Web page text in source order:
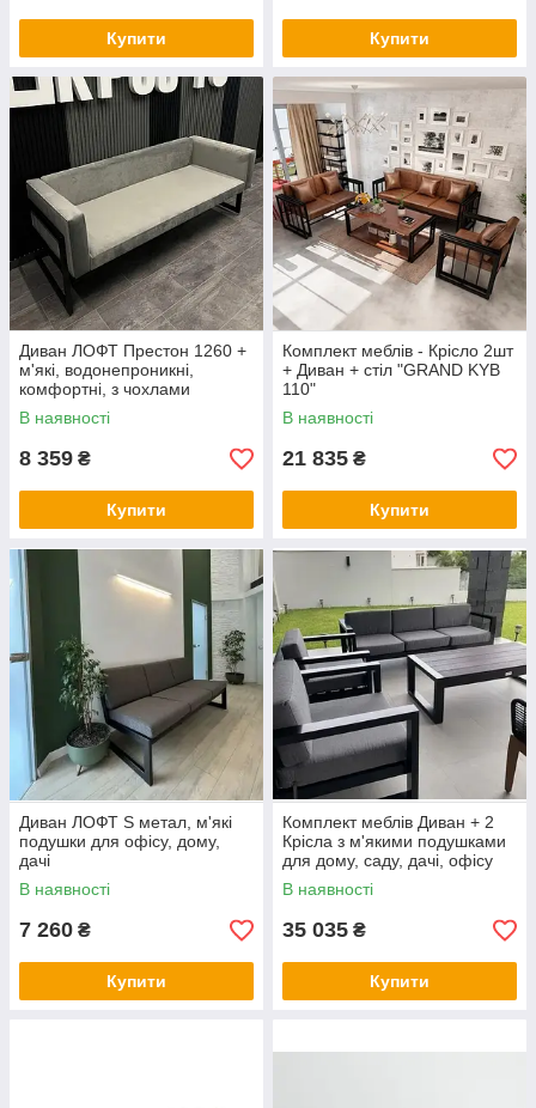
Купити Купити
Диван ЛОФТ Престон 1260 +
м'які, водонепроникні,
комфортні, з чохлами
подушки для офісу, дому,
дачі
В наявності
8 359 ₴
Купити
Комплект меблiв - Крісло 2шт
+ Диван + стіл "GRAND KYB
110"
В наявності
21 835 ₴
Купити
Диван ЛОФТ S метал, м'які
подушки для офісу, дому,
дачі
В наявності
7 260 ₴
Купити
Комплект меблів Диван + 2
Крісла з м'якими подушками
для дому, саду, дачі, офісу
В наявності
35 035 ₴
Купити